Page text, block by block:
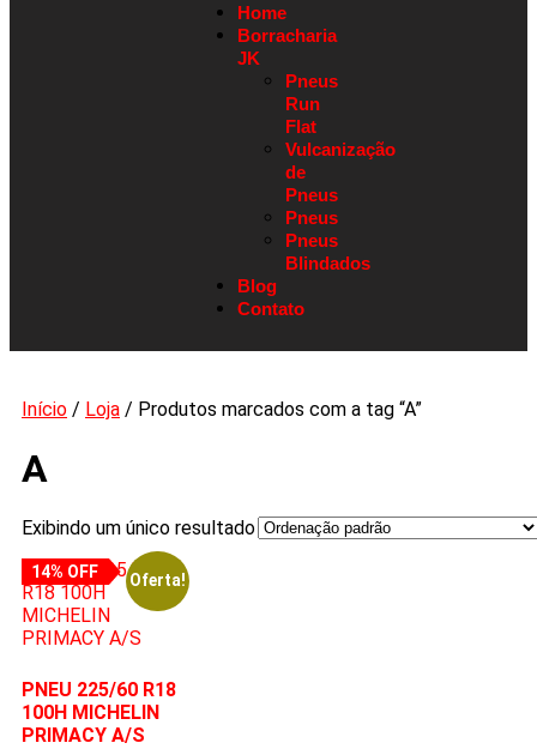
Home
Borracharia
JK
Pneus
Run
Flat
Vulcanização
de
Pneus
Pneus
Pneus
Blindados
Blog
Contato
Início / Loja / Produtos marcados com a tag “A”
A
Exibindo um único resultado
Oferta!
14% OFF
PNEU 225/60 R18
100H MICHELIN
PRIMACY A/S